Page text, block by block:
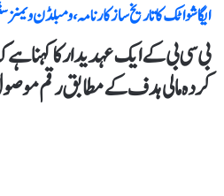
ایگا شواٹک کا تاریخ ساز کارنامہ، ومبلڈن ویمنز
بی سی بی کے ایک عہدیدار کا کہنا
کردہ مالی ہدف کے مطابق رقم